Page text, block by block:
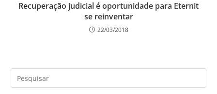
Recuperação judicial é oportunidade para Eternit
se reinventar
22/03/2018